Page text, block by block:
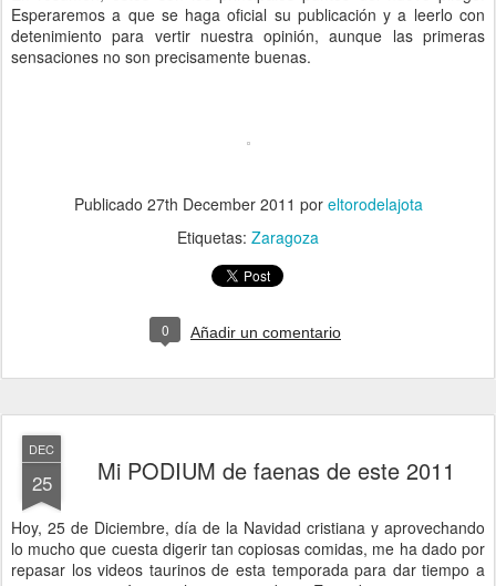
Esperaremos a que se haga oficial su publicación y a leerlo con
detenimiento para vertir nuestra opinión, aunque las primeras
sensaciones no son precisamente buenas.
Publicado 27th December 2011 por eltorodelajota
Etiquetas: Zaragoza
0 Añadir un comentario
DEC
25 Mi PODIUM de faenas de este 2011
Hoy, 25 de Diciembre, día de la Navidad cristiana y aprovechando
lo mucho que cuesta digerir tan copiosas comidas, me ha dado por
repasar los videos taurinos de esta temporada para dar tiempo a